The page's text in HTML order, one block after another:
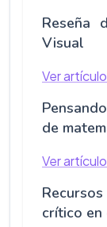
Reseña
Visual
Ver artículo
de
Ver artículo
crítico en